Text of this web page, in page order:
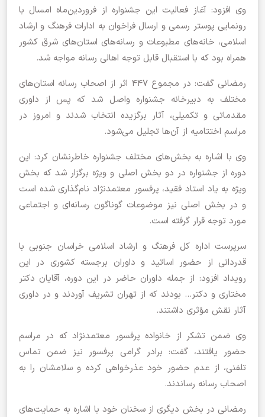
وی افزود: آغاز فعالیت این جشنواره از فروردین‌ماه امسال با
رونمایی پوستر رسمی و ارسال فراخوان به ادارات فرهنگ و ارشاد
اسلامی، خانه‌های مطبوعات و رسانه‌های استان‌های شرق کشور
همراه بود که با استقبال قابل توجه اهالی رسانه مواجه شد.
رمضانی گفت: در مجموع ۴۴۷ اثر از اصحاب رسانه استان‌های
مختلف به دبیرخانه جشنواره واصل شد که پس از داوری
مقدماتی و تکمیلی، آثار برگزیده انتخاب شدند و امروز در
مراسم اختتامیه از آن‌ها تجلیل می‌شود.
وی با اشاره به بخش‌های مختلف جشنواره خاطرنشان کرد: این
دوره از جشنواره در دو بخش اصلی و ویژه برگزار شد که بخش
ویژه به یاد استاد فقید، پرفسور معتمدنژاد نام‌گذاری شده است
و در بخش اصلی نیز موضوعات گوناگون رسانه‌ای و اجتماعی
مورد توجه قرار گرفته است.
سرپرست اداره کل فرهنگ و ارشاد اسلامی خراسان جنوبی با
قدردانی از حضور اساتید و داوران برجسته کشوری در این
رویداد افزود: از جمله داوران حاضر در این دوره، آقایان دکتر
مختاری و دکتر… بودند که از تهران تشریف آوردند و در داوری
آثار نقش مؤثری داشتند.
وی ضمن تشکر از خانواده پرفسور معتمدنژاد که در مراسم
حضور یافتند، گفت: برادر گرامی پرفسور نیز ضمن تماس
تلفنی، از عدم حضور خود عذرخواهی کرده و سلامشان را به
اصحاب رسانه رساندند.
رمضانی در بخش دیگری از سخنان خود با اشاره به حمایت‌های